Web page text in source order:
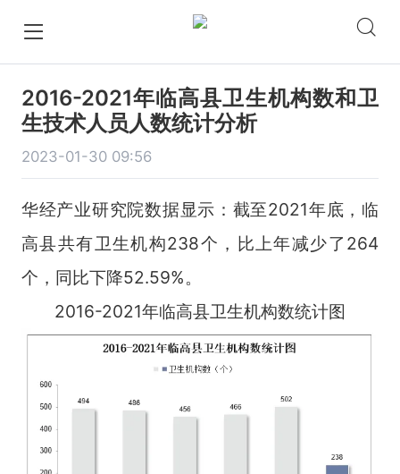
2016-2021年临高县卫生机构数和卫
生技术人员人数统计分析
2023-01-30 09:56
华经产业研究院数据显示：截至2021年底，临
高县共有卫生机构238个，比上年减少了264
个，同比下降52.59%。
2016-2021年临高县卫生机构数统计图